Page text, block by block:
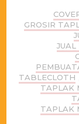
GROSIR
TABLECLOTH
TAPLAK
TAPLAK